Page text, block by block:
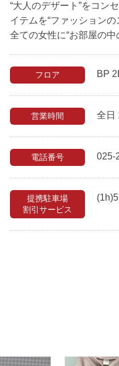
“大人のデザート”をコン
イテムを“ファッション
全ての女性に“お部屋の中
フロア BP
営業時間 全日
電話番号 025-
提携駐車場
割引サービス